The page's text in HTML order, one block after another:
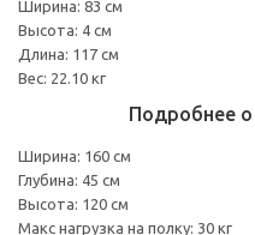
Ширина: 83 см
Высота: 4 см
Длина: 117 см
Вес: 22.10 кг
Подробнее
Ширина: 160 см
Глубина: 45 см
Высота: 120 см
Макс нагрузка на полку: 30 кг